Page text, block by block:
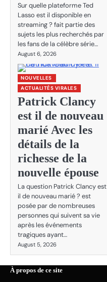
Sur quelle plateforme Ted
Lasso est il disponible en
streaming ? fait partie des
sujets les plus recherchés par
les fans de la célèbre série…
August 6, 2026
NOUVELLES
ACTUALITÉS VIRALES
Patrick Clancy
est il de nouveau
marié Avec les
détails de la
richesse de la
nouvelle épouse
La question Patrick Clancy est
il de nouveau marié ? est
posée par de nombreuses
personnes qui suivent sa vie
après les événements
tragiques ayant…
August 5, 2026
À propos de ce site